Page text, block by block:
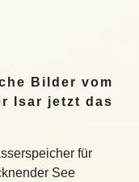
Bilder vom
Isar jetzt das
für
See